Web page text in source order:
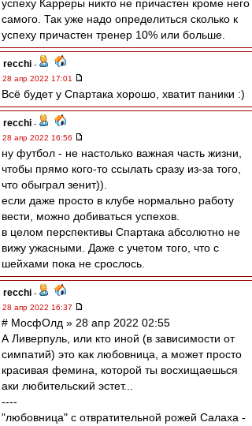
успеху Карреры никто не причастен кроме него
самого. Так уже надо определиться сколько к
успеху причастен тренер 10% или больше.
recchi -
28 апр 2022 17:01
Всё будет у Спартака хорошо, хватит паники :)
recchi -
28 апр 2022 16:56
ну футбол - не настолько важная часть жизни,
чтобы прямо кого-то ссылать сразу из-за того,
что обыграл зенит)).
если даже просто в клубе нормально работу
вести, можно добиваться успехов.
в целом перспективы Спартака абсолютно не
вижу ужасными. Даже с учетом того, что с
шейхами пока не срослось.
recchi -
28 апр 2022 16:37
# МосфОлд » 28 апр 2022 02:55
А Ливерпуль, или кто иной (в зависимости от
симпатий) это как любовница, а может просто
красивая фемина, которой ты восхищаешься
аки любительский эстет...
----
"любовница" с отвратительной рожей Салаха -